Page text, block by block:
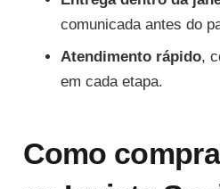
comunicada antes do
Atendimento rápido,
em cada etapa.
Como